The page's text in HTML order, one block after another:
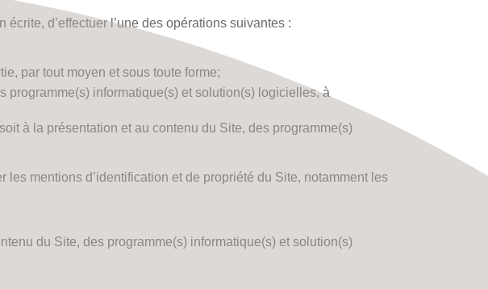
d’effectuer l’une des opérations suivantes :
par tout moyen et sous toute forme;
programme(s) informatique(s) et solution(s) logicielles, à
à la présentation et au contenu du Site, des programme(s)
mentions d’identification et de propriété du Site, notamment les
du Site, des programme(s) informatique(s) et solution(s)